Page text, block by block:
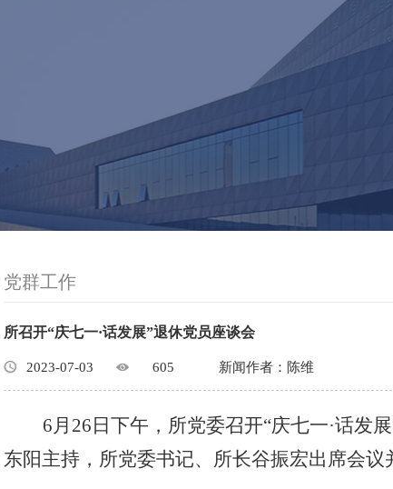
党群工作
所召开“庆七一·话发展”退休党员座谈会
2023-07-03 605 新闻作者：陈维
6月26日下午，所党委召开“庆七一·话发
东阳主持，所党委书记、所长谷振宏出席会议